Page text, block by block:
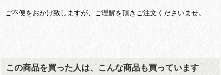
ご不便をおかけ致しますが、ご理解を頂きご注文くださいませ。
この商品を買った人は、こんな商品も買っています